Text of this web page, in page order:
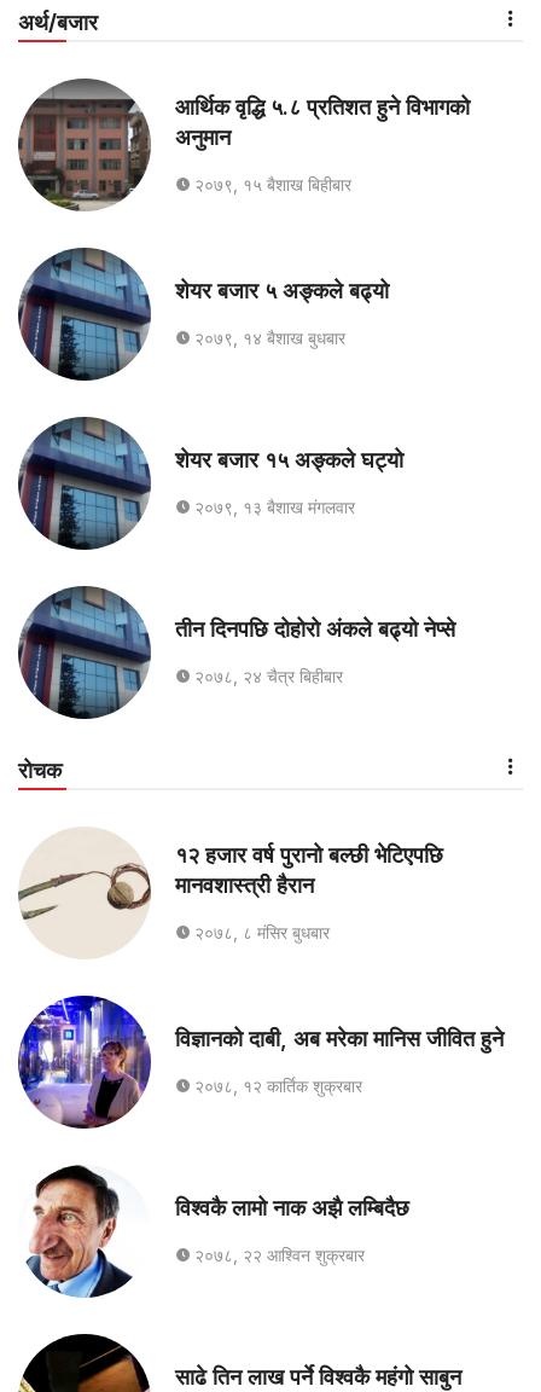
अर्थ/बजार
आर्थिक वृद्धि ५.८ प्रतिशत हुने विभागको
अनुमान
२०७९, १५ बैशाख बिहीबार
शेयर बजार ५ अङ्कले बढ्यो
२०७९, १४ बैशाख बुधबार
शेयर बजार १५ अङ्कले घट्यो
२०७९, १३ बैशाख मंगलवार
तीन दिनपछि दोहोरो अंकले बढ्यो नेप्से
२०७८, २४ चैत्र बिहीबार
रोचक
१२ हजार वर्ष पुरानो बल्छी भेटिएपछि
मानवशास्त्री हैरान
२०७८, ८ मंसिर बुधबार
विज्ञानको दाबी, अब मरेका मानिस जीवित हुने
२०७८, १२ कार्तिक शुक्रबार
विश्वकै लामो नाक अझै लम्बिदैछ
२०७८, २२ आश्विन शुक्रबार
साढे तिन लाख पर्ने विश्वकै महंगो साबुन